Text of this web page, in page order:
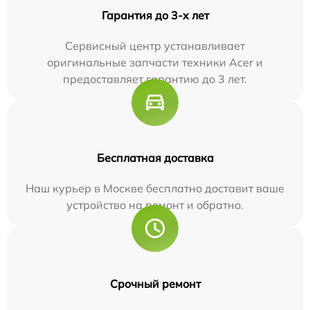
Гарантия до 3-х лет
Сервисный центр устанавливает
оригинальные запчасти техники Acer и
предоставляет гарантию до 3 лет.
Бесплатная доставка
Наш курьер в Москве бесплатно доставит ваше
устройство на ремонт и обратно.
Срочный ремонт